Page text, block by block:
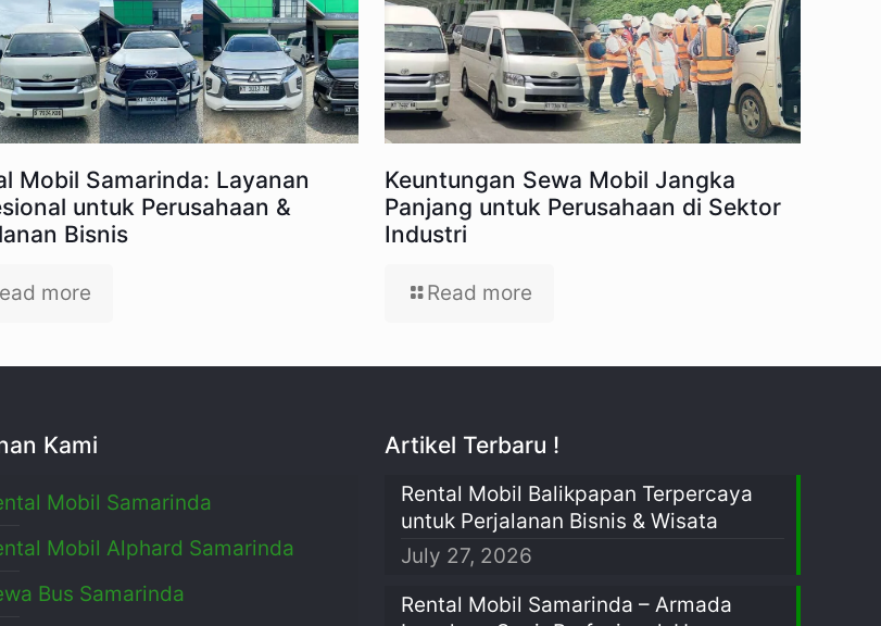
Mobil Samarinda: Layanan
untuk Perusahaan &
Bisnis
more
Keuntungan Sewa Mobil Jangka
Panjang untuk Perusahaan di Sektor
Industri
Read more
Kami
Mobil Samarinda
Mobil Alphard Samarinda
Bus Samarinda
Artikel Terbaru !
Rental Mobil Balikpapan Terpercaya
untuk Perjalanan Bisnis & Wisata
July 27, 2026
Rental Mobil Samarinda – Armada